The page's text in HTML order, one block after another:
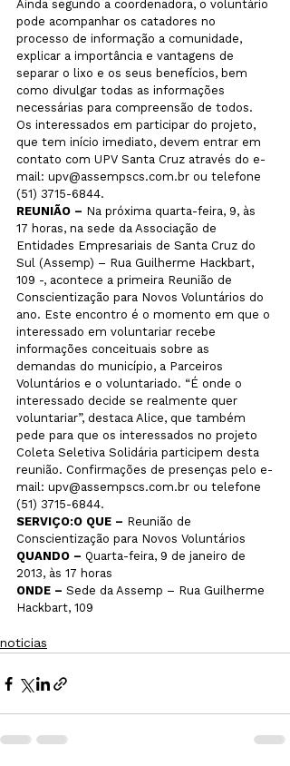
Ainda segundo a coordenadora, o voluntário
pode acompanhar os catadores no
processo de informação a comunidade,
explicar a importância e vantagens de
separar o lixo e os seus benefícios, bem
como divulgar todas as informações
necessárias para compreensão de todos.
Os interessados em participar do projeto,
que tem início imediato, devem entrar em
contato com UPV Santa Cruz através do e-
mail: upv@assempscs.com.br ou telefone
REUNIÃO – Na próxima quarta-feira, 9, às
17 horas, na sede da Associação de
Entidades Empresariais de Santa Cruz do
Sul (Assemp) – Rua Guilherme Hackbart,
109 -, acontece a primeira Reunião de
Conscientização para Novos Voluntários do
ano. Este encontro é o momento em que o
interessado em voluntariar recebe
informações conceituais sobre as
demandas do município, a Parceiros
Voluntários e o voluntariado. “É onde o
interessado decide se realmente quer
voluntariar”, destaca Alice, que também
pede para que os interessados no projeto
Coleta Seletiva Solidária participem desta
reunião. Confirmações de presenças pelo e-
mail: upv@assempscs.com.br ou telefone
SERVIÇO:O QUE – Reunião de
QUANDO – Quarta-feira, 9 de janeiro de
ONDE – Sede da Assemp – Rua Guilherme
Hackbart, 109
noticias